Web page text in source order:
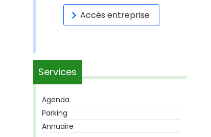
Accès entreprise
Services
Agenda
Parking
Annuaire